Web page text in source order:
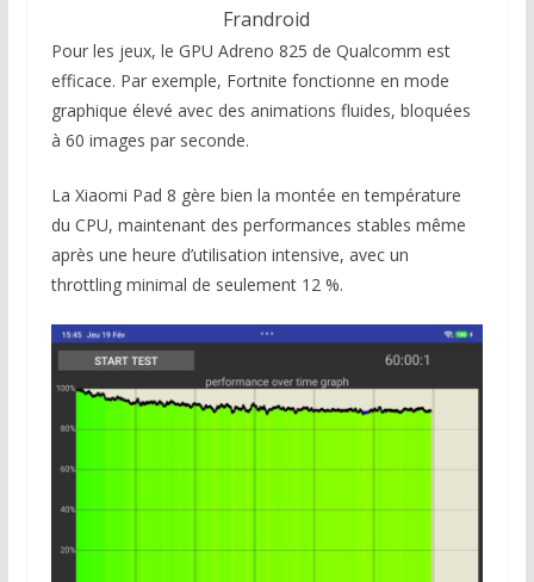
Frandroid
Pour les jeux, le GPU Adreno 825 de Qualcomm est
efficace. Par exemple, Fortnite fonctionne en mode
graphique élevé avec des animations fluides, bloquées
à 60 images par seconde.
La Xiaomi Pad 8 gère bien la montée en température
du CPU, maintenant des performances stables même
après une heure d’utilisation intensive, avec un
throttling minimal de seulement 12 %.